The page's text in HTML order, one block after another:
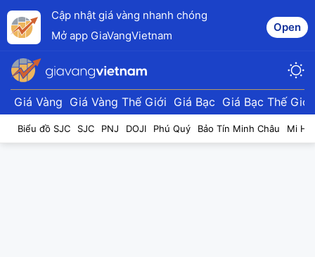
Cập nhật giá vàng nhanh chóng
Mở app GiaVangVietnam
Open
Giá Vàng Giá Vàng Thế Giới Giá Bạc Giá Bạc Thế Giới
Biểu đồ SJC SJC PNJ DOJI Phú Quý Bảo Tín Minh Châu Mi